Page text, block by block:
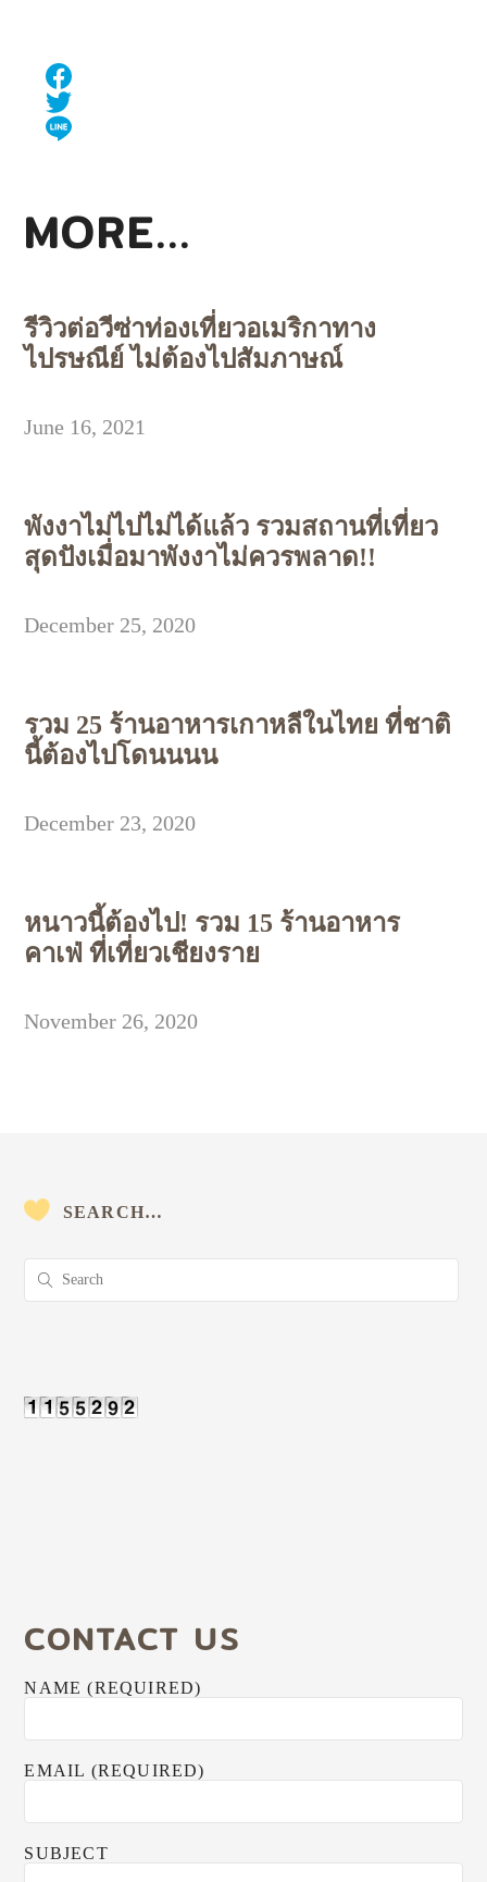
MORE...
รีวิวต่อวีซ่าท่องเที่ยวอเมริกาทาง
ไปรษณีย์ ไม่ต้องไปสัมภาษณ์
June 16, 2021
พังงาไม่ไปไม่ได้แล้ว รวมสถานที่เที่ยว
สุดปังเมื่อมาพังงาไม่ควรพลาด!!
December 25, 2020
รวม 25 ร้านอาหารเกาหลีในไทย ที่ชาติ
นี้ต้องไปโดนนนน
December 23, 2020
หนาวนี้ต้องไป! รวม 15 ร้านอาหาร
คาเฟ่ ที่เที่ยวเชียงราย
November 26, 2020
SEARCH…
CONTACT US
NAME (REQUIRED)
EMAIL (REQUIRED)
SUBJECT